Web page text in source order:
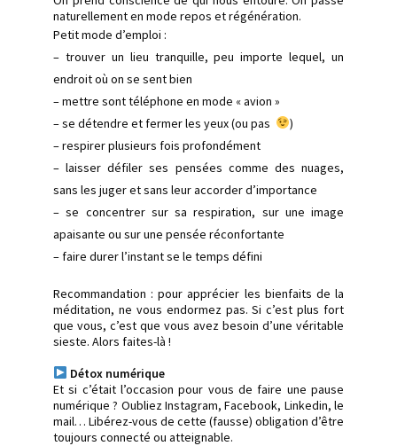
naturellement en mode repos et régénération.
Petit mode d’emploi :
– trouver un lieu tranquille, peu importe lequel, un
endroit où on se sent bien
– mettre sont téléphone en mode « avion »
– se détendre et fermer les yeux (ou pas
)
– respirer plusieurs fois profondément
– laisser défiler ses pensées comme des nuages,
sans les juger et sans leur accorder d’importance
– se concentrer sur sa respiration, sur une image
apaisante ou sur une pensée réconfortante
– faire durer l’instant se le temps défini
Recommandation : pour apprécier les bienfaits de la
méditation, ne vous endormez pas. Si c’est plus fort
que vous, c’est que vous avez besoin d’une véritable
sieste. Alors faites-là !
Détox numérique
Et si c’était l’occasion pour vous de faire une pause
numérique ? Oubliez Instagram, Facebook, Linkedin, le
mail… Libérez-vous de cette (fausse) obligation d’être
toujours connecté ou atteignable.